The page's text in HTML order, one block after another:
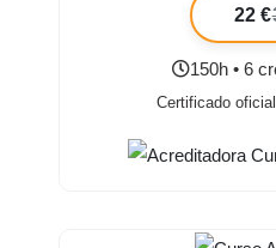
22 €
150h • 6
Certificado